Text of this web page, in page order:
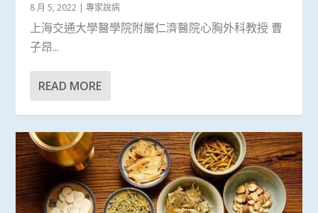
8 月 5, 2022 |專家說病
上海交通大學醫學院附屬仁濟醫院心胸外科教授 曹
子昂...
READ MORE